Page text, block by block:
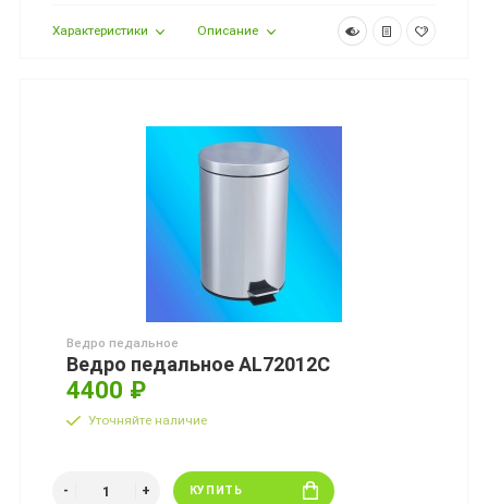
Характеристики Описание
Ведро педальное
Ведро педальное AL72012C
4400 ₽
Уточняйте наличие
КУПИТЬ